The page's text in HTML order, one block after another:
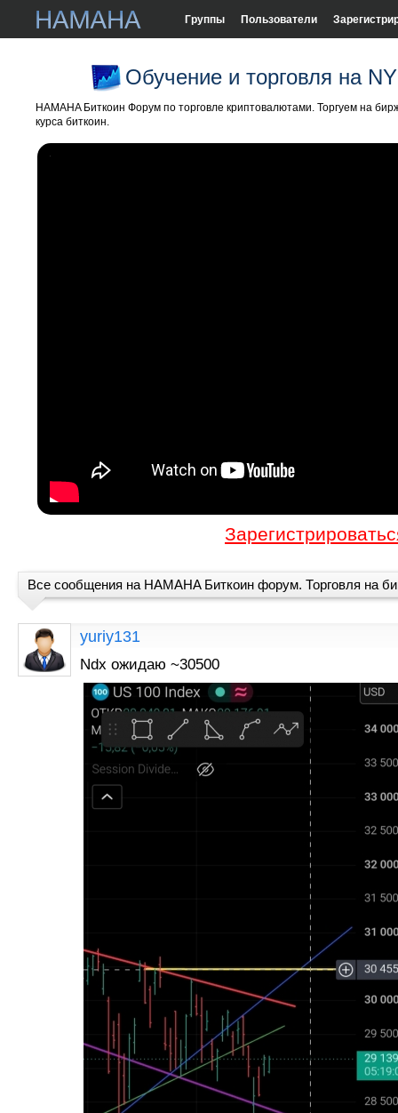
Группы Пользователи
Обучение и торговля на
HAMAHA Биткоин Форум по торговле криптовалютами. Торгуем на
курса биткоин.
Все сообщения на HAMAHA Биткоин форум. Торговля на
yuriy131
Ndx ожидаю ~30500